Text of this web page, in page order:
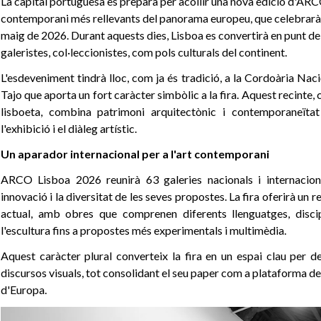
contemporani més rellevants del panorama europeu, que
maig de 2026. Durant aquests dies, Lisboa es convertirà en punt
galeristes, col·leccionistes, com pols culturals del continent.
L'esdeveniment tindrà lloc, com ja és tradició, a la Cordoària
Tajo que aporta un fort caràcter simbòlic a la fira. Aquest
lisboeta, combina patrimoni arquitectònic i
l'exhibició i el diàleg artístic.
Un aparador internacional per a l'art contemporani
ARCO Lisboa 2026 reunirà 63 galeries nacionals i
innovació i la diversitat de les seves propostes. La fira oferirà un
actual, amb obres que comprenen diferents llenguatges,
l'escultura fins a propostes més experimentals i multimèdia.
Aquest caràcter plural converteix la fira en un espai clau per
discursos visuals, tot consolidant el seu paper com a plataforma
d'Europa.